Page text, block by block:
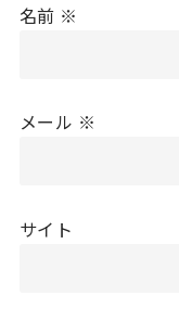
名前 ※
メール ※
サイト